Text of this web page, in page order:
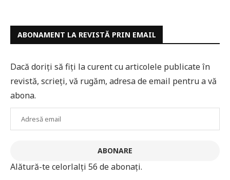
ABONAMENT LA REVISTĂ PRIN EMAIL
Dacă doriți să fiți la curent cu articolele publicate în
revistă, scrieți, vă rugăm, adresa de email pentru a vă
abona.
ABONARE
Alătură-te celorlalți 56 de abonați.